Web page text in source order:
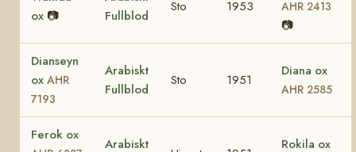
ox 📷
Fullblod
Sto 1953 AHR 2413
📷
Dianseyn
ox AHR
7193
Arabiskt
Fullblod
Sto 1951
Diana ox
AHR 2585
Ferok ox
Arabiskt Rokila ox